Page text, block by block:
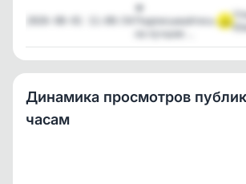
💋
Подписывайтесь
на лучшие ...
Динамика просмотров
часам